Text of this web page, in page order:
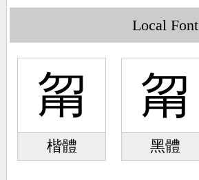
Pinyin Word Index
Local Font
甮
楷體
甮
黑體